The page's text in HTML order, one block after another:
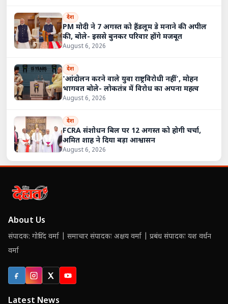
देश
PM मोदी ने 7 अगस्त को हैंडलूम डे मनाने की अपील
की, बोले- इससे बुनकर परिवार होंगे मजबूत
August 6, 2026
देश
'आंदोलन करने वाले युवा राष्ट्रविरोधी नहीं', मोहन
भागवत बोले- लोकतंत्र में विरोध का अपना महत्व
August 6, 2026
देश
FCRA संशोधन बिल पर 12 अगस्त को होगी चर्चा,
अमित शाह ने दिया बड़ा आश्वासन
August 6, 2026
About Us
संपादक: गोविंद वर्मा | समाचार संपादकः अक्षय वर्मा | प्रबंध संपादकः यश वर्धन
वर्मा
FacebookInstagram
X (Twitter)
YouTube
Latest News